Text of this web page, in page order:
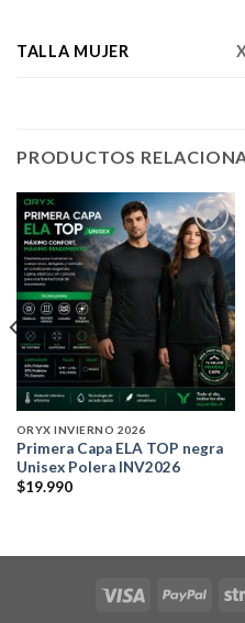
TALLA MUJER
PRODUCTOS
Add to
wishlist
ORYX INVIERNO 2026
Primera Capa ELA TOP negra
Unisex Polera INV2026
$19.990